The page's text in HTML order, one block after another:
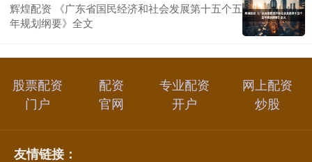
辉煌配资 《广东省国民经济和社会发展第十五个五
年规划纲要》全文
股票配资
门户
配资
官网
专业配资
开户
网上配资
炒股
友情链接：